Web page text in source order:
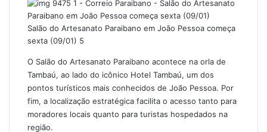
Salão do Artesanato Paraibano em João Pessoa começa
sexta (09/01) 5
O Salão do Artesanato Paraibano acontece na orla de
Tambaú, ao lado do icônico Hotel Tambaú, um dos
pontos turísticos mais conhecidos de João Pessoa. Por
fim, a localização estratégica facilita o acesso tanto para
moradores locais quanto para turistas hospedados na
região.